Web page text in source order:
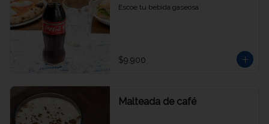
Escoe tu bebida gaseosa
$9.900
Malteada de café